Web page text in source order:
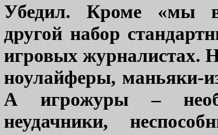
Убедил. Кроме «мы
другой набор
игровых журналистах.
ноулайферы, маньяки-
А игрожуры –
неудачники,